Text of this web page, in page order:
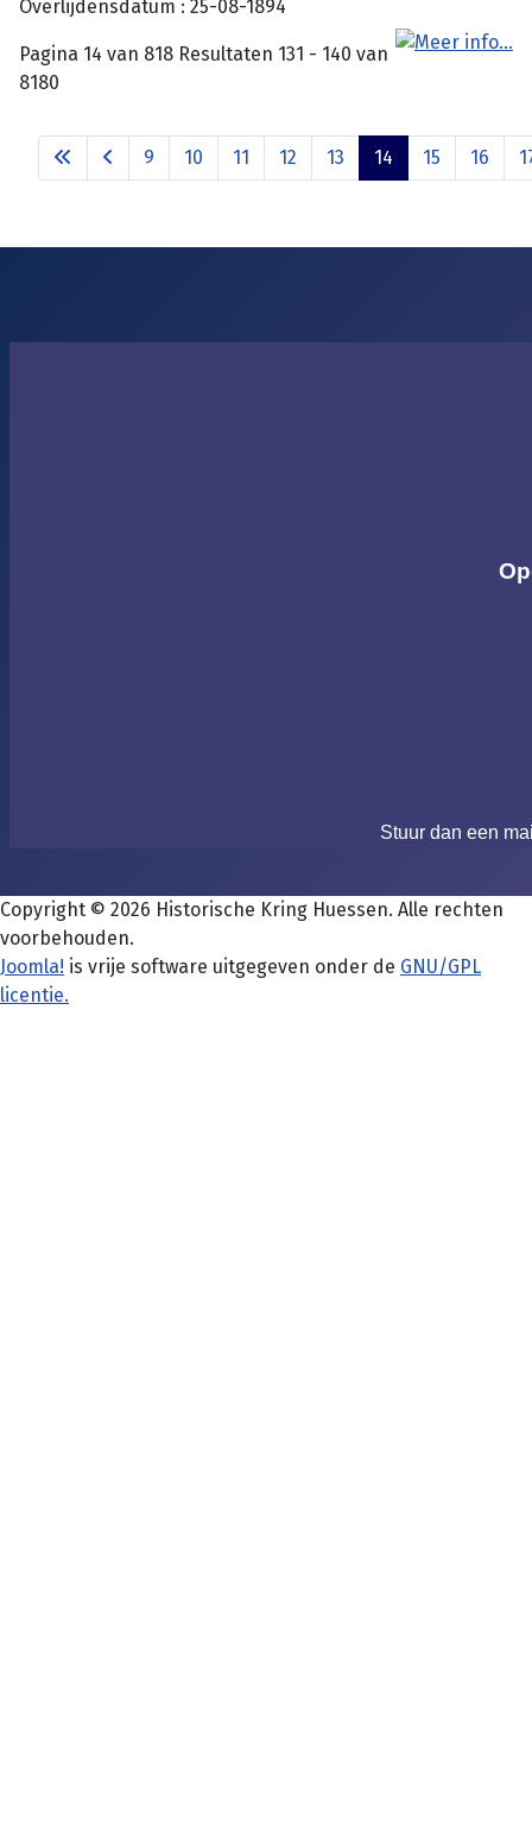
Overlijdensdatum : 25-08-1894
Pagina 14 van 818 Resultaten 131 - 140 van
8180
9 10 11 12 13 14 15 16
Stuur dan een
Copyright © 2026 Historische Kring Huessen. Alle rechten
voorbehouden.
Joomla! is vrije software uitgegeven onder de GNU/GPL
licentie.